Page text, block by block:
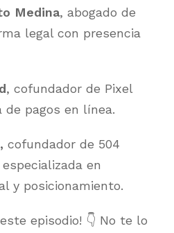
Medina, abogado de
legal con presencia
, cofundador de Pixel
de pagos en línea.
cofundador de 504
en
y posicionamiento.
episodio! 👇 No te lo